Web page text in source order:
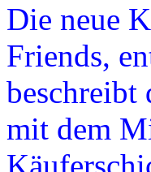
Die neue
Friends,
mit dem